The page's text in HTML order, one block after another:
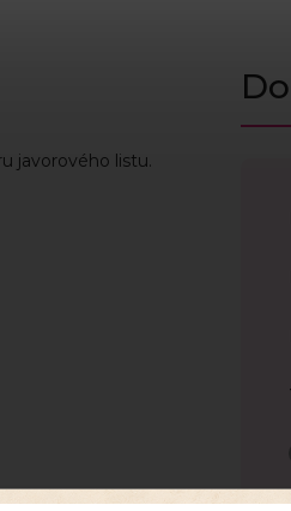
javorového listu.